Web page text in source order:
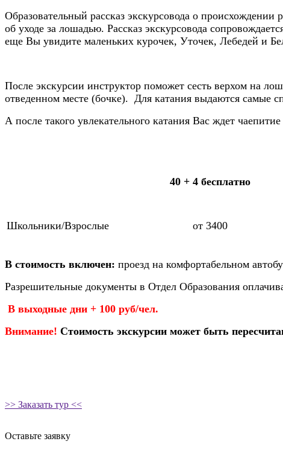
Образовательный рассказ экскурсовода о
об уходе за лошадью. Рассказ экскурсовода
еще Вы увидите маленьких курочек, Уточек, Лебедей и
После экскурсии инструктор поможет сесть верхом на
отведенном месте (бочке). Для катания выдаются самые
А после такого увлекательного катания Вас ждет
40 + 4 бесплатно
Школьники/Взрослые от 3400
В стоимость включен: проезд на комфортабельном
Разрешительные документы в Отдел Образования
В выходные дни + 100 руб/чел.
Внимание! Стоимость экскурсии может быть
>> Заказать тур <<
Оставьте заявку